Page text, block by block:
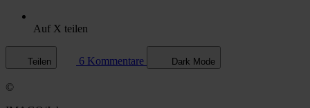
Auf X teilen
Teilen 6 Kommentare Dark Mode
©